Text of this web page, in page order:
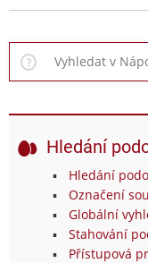
Hledání
Hledání
Označení
Globální
Stahování
Přístupová